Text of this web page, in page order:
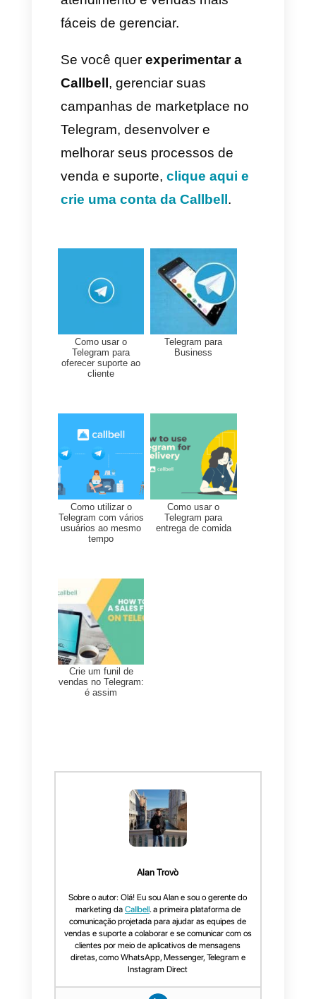
Esta é uma pratica muito boa
para atrair seguidores e
pessoas aos seus canais,
lembre-se que os incentivos
sempre movimentam grandes
quantidades de usuários.
Algo que você sempre deve
fazer é promover suas outras
redes sociais com a finalidade
de acreditar em todos seus
isso é importante alavancar
todas suas redes entre elas
mesmas.
6) Aplique ads no Telegram
Uma última recomendação é
usar o Telegram ads que
oferece a você uma melhor
exposição aos usuários. Isso
significa que se você configura
campanhas interessantes que
logrem aumentar as vendas
dos seus produtos ou serviços.